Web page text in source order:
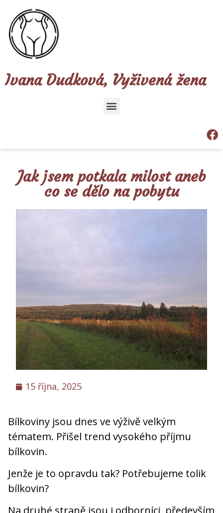
Ivana Dudková, Vyživená žena
Jak jsem potkala milost aneb
co se dělo na pobytu
15 října, 2025
Bílkoviny jsou dnes ve výživě velkým
tématem. Přišel trend vysokého příjmu
bílkovin.
Jenže je to opravdu tak? Potřebujeme tolik
bílkovin?